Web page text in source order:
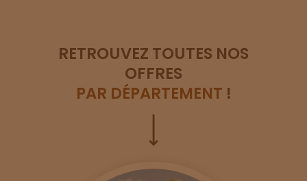
RETROUVEZ TOUTES NOS
OFFRES
PAR DÉPARTEMENT !